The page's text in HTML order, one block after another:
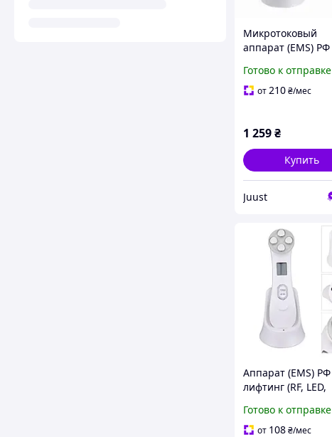
Микротоковый
аппарат (EMS) РФ
электропорация,
мезопорация)
Готово к отправке
от 210₴/мес
1 259₴
Купить
Juust
Аппарат (EMS) РФ
лифтинг (RF, LED,
мезопорация)
Готово к отправке
от 108₴/мес